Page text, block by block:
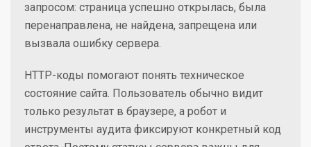
запросом: страница успешно открылась, была
перенаправлена, не найдена, запрещена или
вызвала ошибку сервера.
HTTP-коды помогают понять техническое
состояние сайта. Пользователь обычно видит
только результат в браузере, а робот и
инструменты аудита фиксируют конкретный код